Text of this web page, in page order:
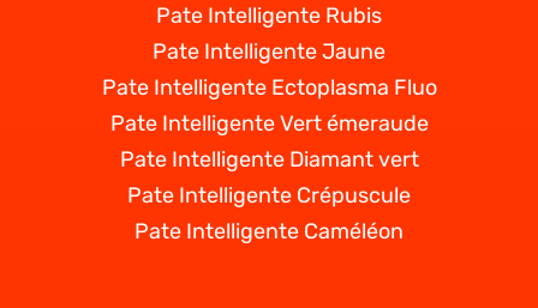
Pate Intelligente Rubis
Pate Intelligente Jaune
Pate Intelligente Ectoplasma Fluo
Pate Intelligente Vert émeraude
Pate Intelligente Diamant vert
Pate Intelligente Crépuscule
Pate Intelligente Caméléon